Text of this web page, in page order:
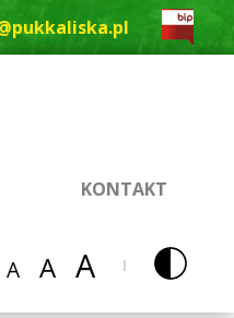
KONTAKT
A A A